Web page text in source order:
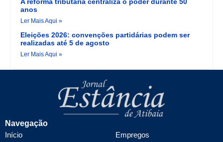
anos
Ler Mais Aqui »
Eleições 2026: convenções partidárias podem ser
realizadas até 5 de agosto
Ler Mais Aqui »
Navegação
Início
Empregos